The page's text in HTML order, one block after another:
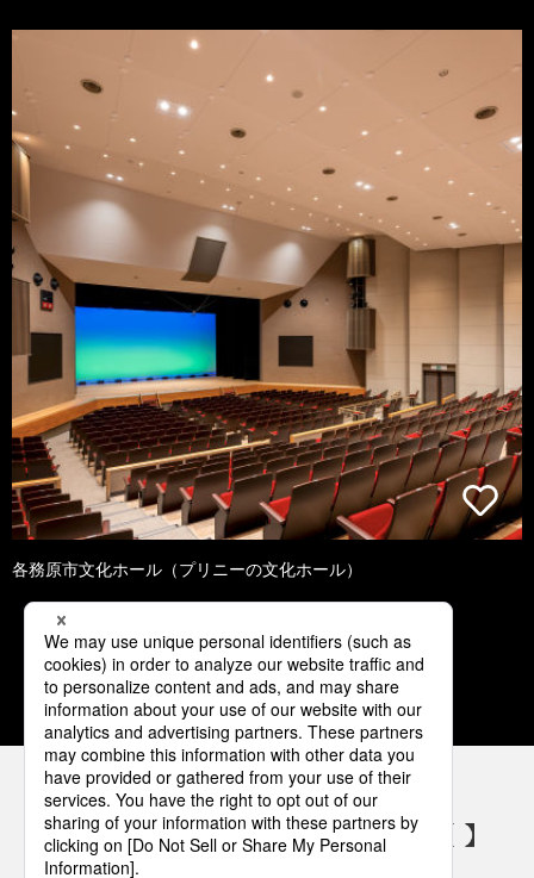
各務原市文化ホール（プリニーの文化ホール）
1 2 3 4 5
パナソニックの電気設備 SNSアカウント